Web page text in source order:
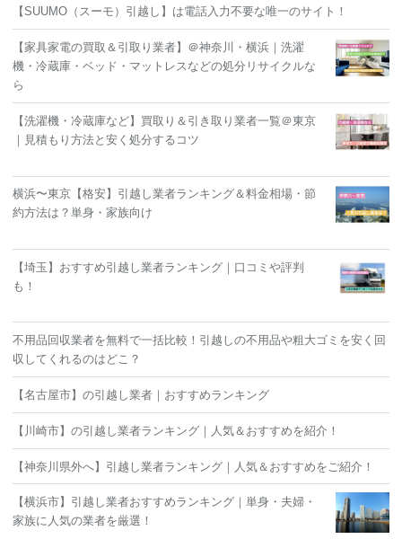
【SUUMO（スーモ）引越し】は電話入力不要な唯一のサイト！
【家具家電の買取＆引取り業者】＠神奈川・横浜｜洗濯
機・冷蔵庫・ベッド・マットレスなどの処分リサイクルな
ら
【洗濯機・冷蔵庫など】買取り＆引き取り業者一覧＠東京
｜見積もり方法と安く処分するコツ
横浜〜東京【格安】引越し業者ランキング＆料金相場・節
約方法は？単身・家族向け
【埼玉】おすすめ引越し業者ランキング｜口コミや評判
も！
不用品回収業者を無料で一括比較！引越しの不用品や粗大ゴミを安く回
収してくれるのはどこ？
【名古屋市】の引越し業者｜おすすめランキング
【川崎市】の引越し業者ランキング｜人気＆おすすめを紹介！
【神奈川県外へ】引越し業者ランキング｜人気＆おすすめをご紹介！
【横浜市】引越し業者おすすめランキング｜単身・夫婦・
家族に人気の業者を厳選！